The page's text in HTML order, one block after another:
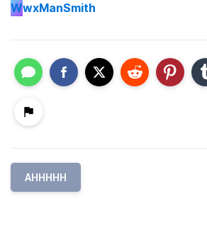
WwxManSmith
AHHHHH